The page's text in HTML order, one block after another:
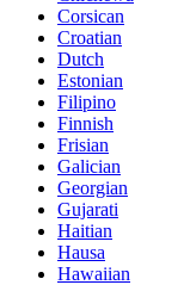
Corsican
Croatian
Dutch
Estonian
Filipino
Finnish
Frisian
Galician
Georgian
Gujarati
Haitian
Hausa
Hawaiian